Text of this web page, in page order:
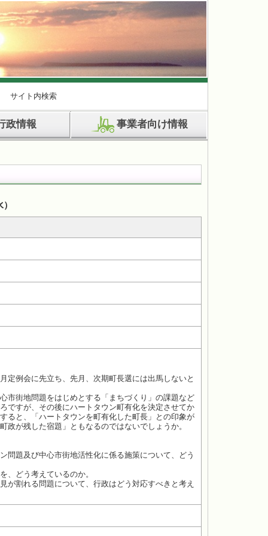
サイト内検索
政情報 事業者向け情報
例会に先立ち、先月、次期町長選には出馬しないと
街地問題をはじめとする「まちづくり」の課題など
ですが、その後にハートタウン町有化を決定させてか
ると、「ハートタウンを町有化した町長」との印象が
が残した宿題」ともなるのではないでしょうか。
問題及び中心市街地活性化に係る施策について、どう
、どう考えているのか。
が割れる問題について、行政はどう対応すべきと考え